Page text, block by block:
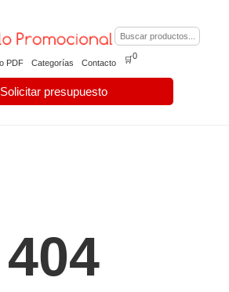
PDF Categorías Contacto
Solicitar presupuesto
🛒0
404